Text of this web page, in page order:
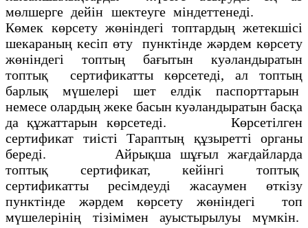
мөлшерге дейін шектеуге міндеттенеді.
Көмек көрсету жөніндегі топтардың жетекшісі
шекараның кесіп өту пунктінде жәрдем көрсету
жөніндегі топтың бағытын куәландыратын
топтық сертификатты көрсетеді, ал топтың
барлық мүшелері шет елдік паспорттарын
немесе олардың жеке басын куәландыратын басқа
да құжаттарын көрсетеді. Көрсетілген
сертификат тиісті Тараптың құзыретті органы
береді. Айрықша шұғыл жағдайларда
топтық сертификат, кейінгі топтық
сертификатты ресімдеуді жасаумен өткізу
пунктінде жәрдем көрсету жөніндегі топ
мүшелерінің тізімімен ауыстырылуы мүмкін.